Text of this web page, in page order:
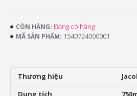
Thương hiệu
Dung tích
CÒN HÀNG: Đang có hàng
MÃ SẢN PHẨM: 1540724000001